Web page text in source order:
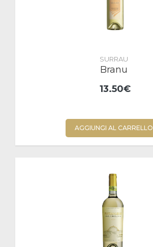
SURRAU
Branu
13.50€
AGGIUNGI AL CARRELLO